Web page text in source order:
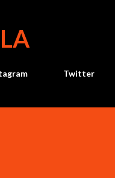
Twitter